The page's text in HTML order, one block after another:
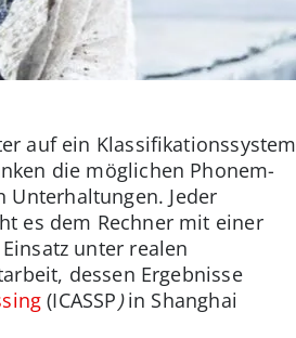
auf ein Klassifikationssystem
die möglichen Phonem-
Unterhaltungen. Jeder
es dem Rechner mit einer
unter realen
dessen Ergebnisse
(ICASSP )in Shanghai